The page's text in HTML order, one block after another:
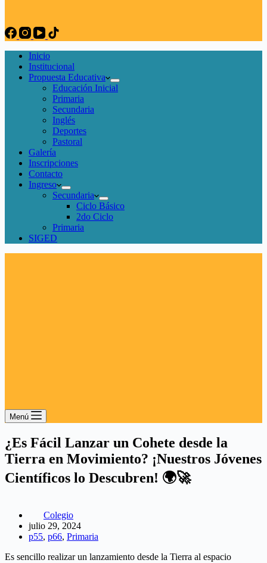
Inicio
Institucional
Propuesta Educativa
Educación Inicial
Primaria
Secundaria
Inglés
Deportes
Pastoral
Galería
Inscripciones
Contacto
Ingreso
Secundaria
Ciclo Básico
2do Ciclo
Primaria
SIGED
Menú
¿Es Fácil Lanzar un Cohete desde la
Tierra en Movimiento? ¡Nuestros Jóvenes
Científicos lo Descubren! 🌍🚀
Colegio
julio 29, 2024
p55, p66, Primaria
Es sencillo realizar un lanzamiento desde la Tierra al espacio